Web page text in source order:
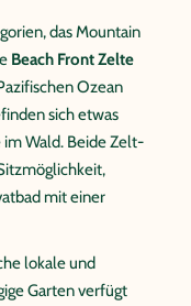
das Mountain
Beach Front Zelte
Ozean
sich etwas
Wald. Beide Zelt-
mit einer
lokale und
Garten verfügt